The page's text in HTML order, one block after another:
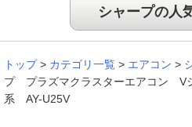
シャープの人
トップ > カテゴリ一覧 > エアコン >
プ プラズマクラスターエアコン
系 AY-U25V